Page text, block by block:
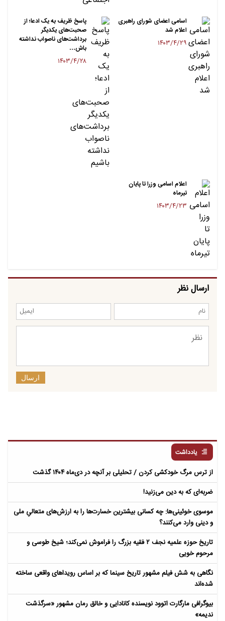
اسامی اعضای شورای راهبری
اعلام شد
۱۴۰۳/۴/۲۹
پاسخ ظریف به یک ادعا؛ از
صحبت‌های یکدیگر
برداشت‌های ناصواب نداشته
باش…
۱۴۰۳/۴/۲۸
اعلام اسامی وزرا تا پایان
تیرماه
۱۴۰۳/۴/۲۳
ارسال نظر
ارسال
یادداشت
از ترس مرگ خودکشی کردن / تحلیلی بر آنچه در دی‌ماه ۱۴۰۴ گذشت
ضربه‌ای که به دین می‌زنید!
موسوی خوئینی‌ها: چه کسانی بیشترین خسارت‌ها را به ارزش‌های متعالیِ ملی
و دینی وارد می‌کنند؟
تاریخ حوزه علمیه نجف ۲ فقیه بزرگ را فراموش نمی‌کند؛ شیخ طوسی و
مرحوم خویی
نگاهی به شش فیلم مشهور تاریخ سینما که بر اساس رویداهای واقعی ساخته
شده‌اند
بیوگرافی مارگارت اتوود نویسنده کانادایی و خالق رمان مشهور «سرگذشت
ندیمه»